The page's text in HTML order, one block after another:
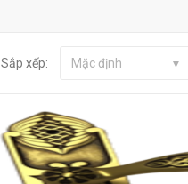
Sắp xếp: Mặc định